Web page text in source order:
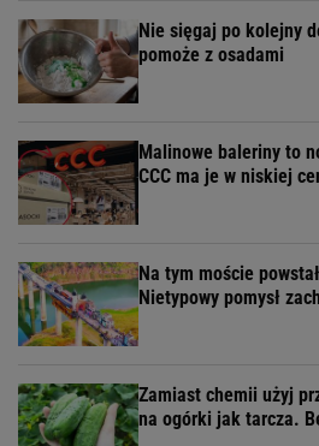
Nie sięgaj po kolejny
pomoże z osadami
Malinowe baleriny to
CCC ma je w niskiej
Na tym moście
Nietypowy pomysł
Zamiast chemii użyj
na ogórki jak tarcza.